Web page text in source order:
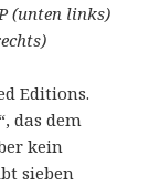
(unten links)
Editions.
das dem
kein
sieben